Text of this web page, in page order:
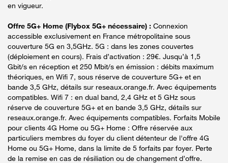
en vigueur.
Offre 5G+ Home (Flybox 5G+ nécessaire) : Connexion
accessible exclusivement en France métropolitaine sous
couverture 5G en 3,5GHz. 5G : dans les zones couvertes
(déploiement en cours). Frais d’activation : 29€. Jusqu’à 1,5
Gbit/s en réception et 250 Mbit/s en émission : débits maximum
théoriques, en Wifi 7, sous réserve de couverture 5G+ et en
bande 3,5 GHz, détails sur reseaux.orange.fr. Avec équipements
compatibles. Wifi 7 : en dual band, 2,4 GHz et 5 GHz sous
réserve de couverture 5G+ et en bande 3,5 GHz, détails sur
reseaux.orange.fr. Avec équipements compatibles. Forfaits Mobile
pour clients 4G Home ou 5G+ Home : Offre réservée aux
particuliers membres du foyer du client détenteur de l'offre 4G
Home ou 5G+ Home, dans la limite de 5 forfaits par foyer. Perte
de la remise en cas de résiliation ou de changement d’offre.